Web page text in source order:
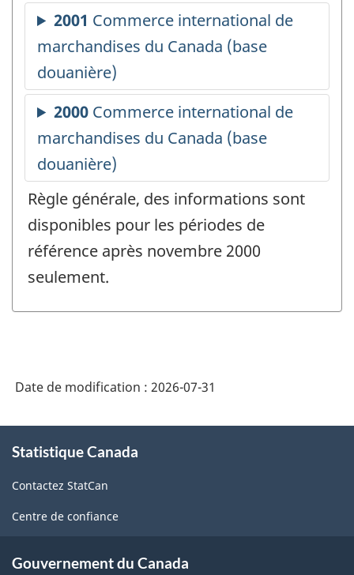
Règle générale, des informations sont
disponibles pour les périodes de
référence après novembre 2000
seulement.
Date de modification : 2026-07-31
propos
ce
site
Statistique Canada
Contactez StatCan
Centre de confiance
Gouvernement du Canada